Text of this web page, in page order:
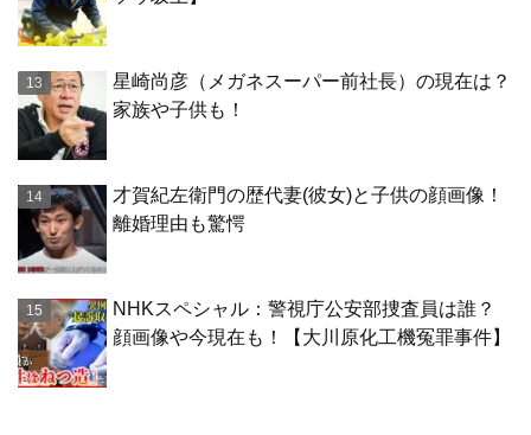
星崎尚彦（メガネスーパー前社長）の現在は？
家族や子供も！
才賀紀左衛門の歴代妻(彼女)と子供の顔画像！
離婚理由も驚愕
NHKスペシャル：警視庁公安部捜査員は誰？
顔画像や今現在も！【大川原化工機冤罪事件】